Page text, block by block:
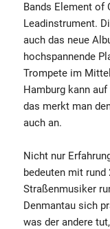
Bands Element of
Leadinstrument.
auch das neue
hochspannende
Trompete im
Hamburg kann
das merkt man
auch an.
Nicht nur
bedeuten mit rund
Straßenmusiker
Denmantau sich
was der andere